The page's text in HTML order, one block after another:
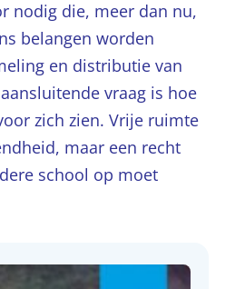
nodig die, meer dan nu,
belangen worden
en distributie van
vraag is hoe
zich zien. Vrije ruimte
maar een recht
school op moet